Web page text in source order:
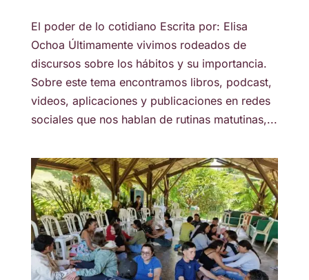
El poder de lo cotidiano Escrita por: Elisa
Ochoa Últimamente vivimos rodeados de
discursos sobre los hábitos y su importancia.
Sobre este tema encontramos libros, podcast,
videos, aplicaciones y publicaciones en redes
sociales que nos hablan de rutinas matutinas,...